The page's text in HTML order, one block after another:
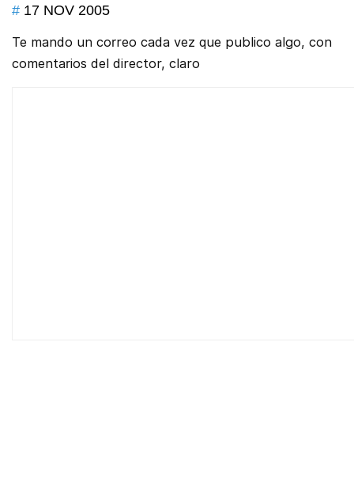
# 17 NOV 2005
Te mando un correo cada vez que publico algo, con
comentarios del director, claro